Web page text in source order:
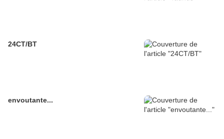
24CT/BT
envoutante...